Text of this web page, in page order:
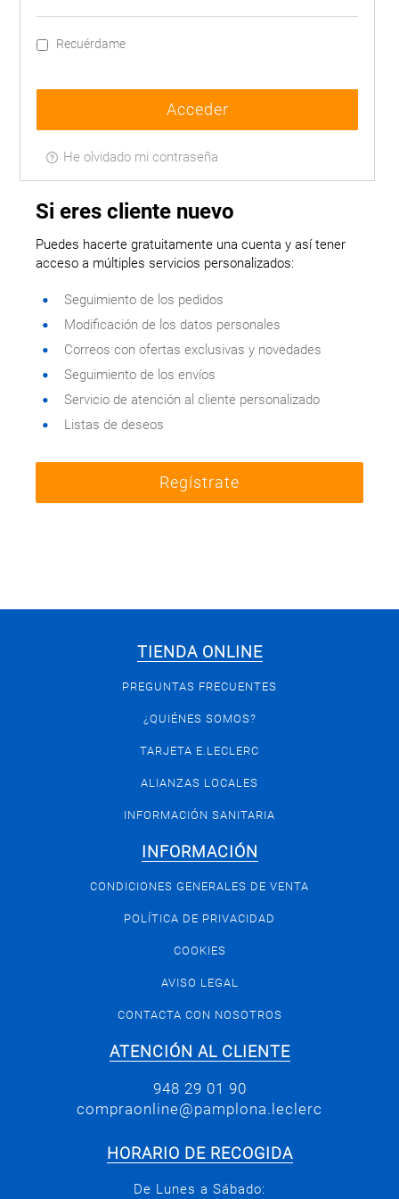
MASCOTAS
PERFUMERÍA
ELECTRO
Y BAZAR
ELECTRO
Recuérdame
He olvidado mi contraseña
Si eres cliente nuevo
Puedes hacerte gratuitamente una cuenta y así tener
acceso a múltiples servicios personalizados:
Seguimiento de los pedidos
Modificación de los datos personales
Correos con ofertas exclusivas y novedades
Seguimiento de los envíos
Servicio de atención al cliente personalizado
Listas de deseos
Regístrate
TIENDA ONLINE
PREGUNTAS FRECUENTES
¿QUIÉNES SOMOS?
TARJETA E.LECLERC
ALIANZAS LOCALES
INFORMACIÓN SANITARIA
INFORMACIÓN
CONDICIONES GENERALES DE VENTA
POLÍTICA DE PRIVACIDAD
COOKIES
AVISO LEGAL
CONTACTA CON NOSOTROS
ATENCIÓN AL CLIENTE
948 29 01 90
compraonline@pamplona.leclerc
HORARIO DE RECOGIDA
De Lunes a Sábado: